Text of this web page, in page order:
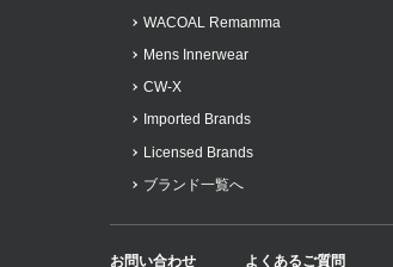
WACOAL Remamma
Mens Innerwear
CW-X
Imported Brands
Licensed Brands
ブランド一覧へ
お問い合わせ よくあるご質問